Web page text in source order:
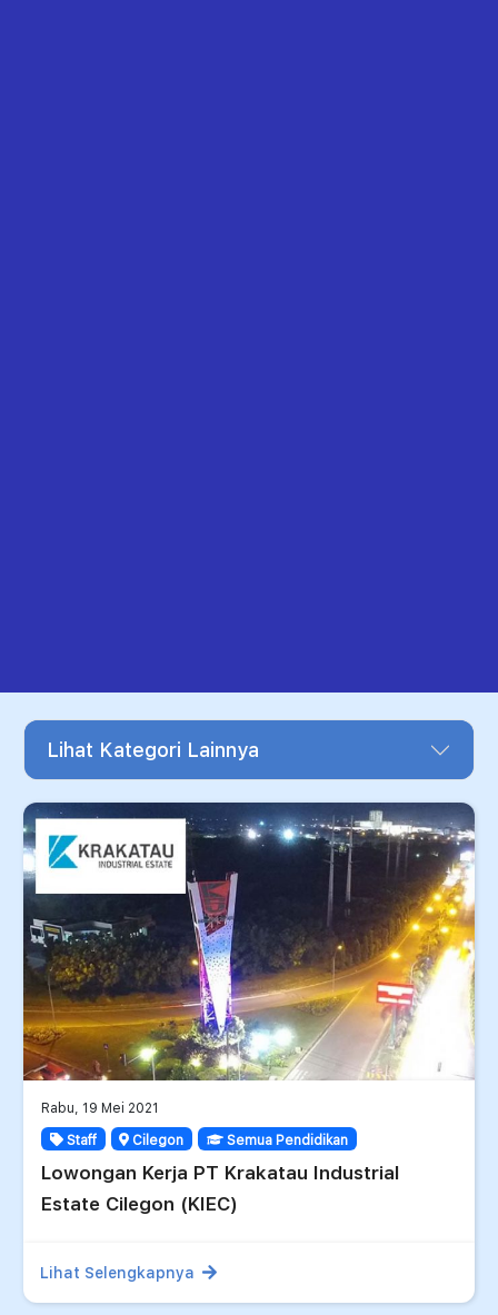
Lihat Kategori Lainnya
Rabu, 19 Mei 2021
Staff
Cilegon Semua Pendidikan
Lowongan Kerja PT Krakatau Industrial
Estate Cilegon (KIEC)
Lihat Selengkapnya